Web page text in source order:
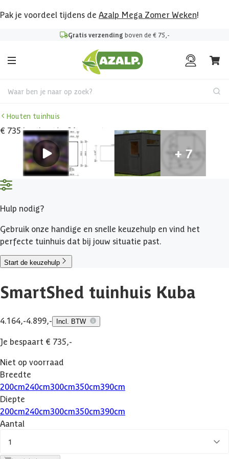
Pak je voordeel tijdens de Azalp Mega Zomer Weken!
Gratis verzending boven de € 75,-
Waar ben je naar op zoek?
Houten tuinhuis
€ 735 korting t/m 31 augustus
Hulp nodig?
Gebruik onze handige en snelle keuzehulp en vind het
perfecte tuinhuis dat bij jouw situatie past.
Start de keuzehulp
SmartShed tuinhuis Kuba
4.164,-4.899,- Incl. BTW
Je bespaart € 735,-
Niet op voorraad
Breedte
200cm240cm300cm350cm390cm
Diepte
200cm240cm300cm350cm390cm
Aantal
1